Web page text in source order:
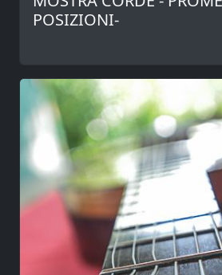
POSIZIONI-